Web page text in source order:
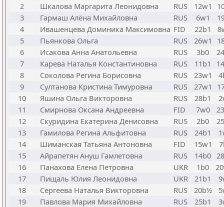
2
Шкалова Маргарита Леонидовна RUS 12w1
3
Гармаш Алёна Михайловна RUS 6w1
4
Ивашенцева Доминика Максимовна FID 22b1
5
Пьянкова Ольга RUS 26w1
6
Исакова Анна Анатольевна RUS 3b0
7
Карева Наталья Константиновна RUS 11b1
8
Соколова Регина Борисовна RUS 23w1
9
Султанова Кристина Тимуровна RUS 27w1
10
Яшина Ольга Викторовна RUS 28b1
11
Смирнова Оксана Андреевна FID 7w0
12
Скуридина Екатерина Денисовна RUS 2b0
13
Гамилова Регина Альфитовна RUS 24b1
14
Шиманская Татьяна Антоновна FID 15w1
15
Айрапетян Ануш Гамлетовна RUS 14b0
16
Панахова Елена Петровна UKR 1b0
17
Пищаль Юлия Леонидовна UKR 21b1
18
Сергеева Наталья Викторовна RUS 20b½
19
Павлова Мария Михайловна RUS 25b1